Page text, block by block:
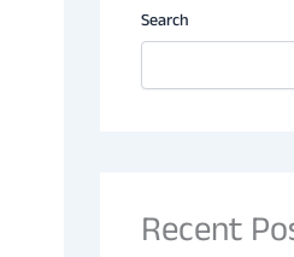
Search
Recent